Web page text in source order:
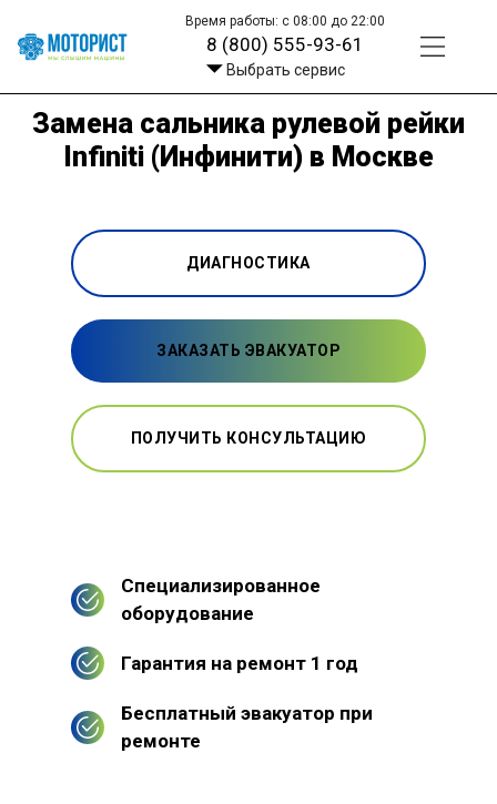
Время работы: с 08:00 до 22:00
8 (800) 555-93-61
Выбрать сервис
Замена сальника рулевой рейки
Infiniti (Инфинити) в Москве
ДИАГНОСТИКА
ЗАКАЗАТЬ ЭВАКУАТОР
ПОЛУЧИТЬ КОНСУЛЬТАЦИЮ
Специализированное
оборудование
Гарантия на ремонт 1 год
Бесплатный эвакуатор при
ремонте